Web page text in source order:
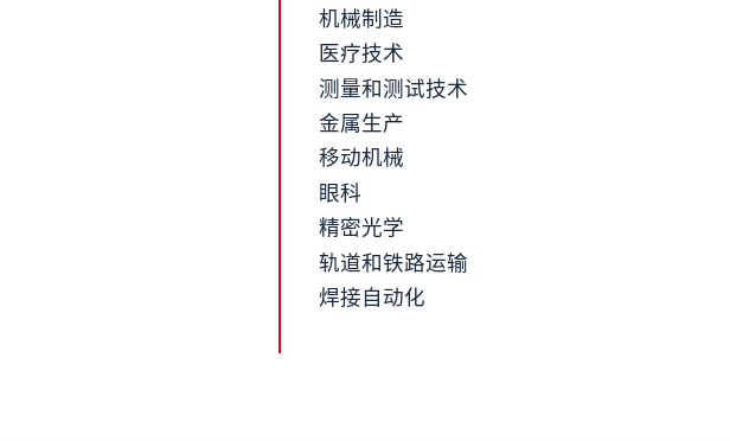
机械制造
医疗技术
测量和测试技术
金属生产
移动机械
眼科
精密光学
轨道和铁路运输
焊接自动化